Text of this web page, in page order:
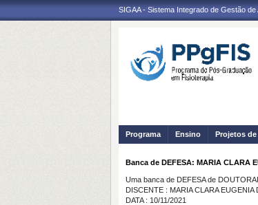
SIGAA - Sistema Integrado de Gestão de
Programa Ensino Projetos
Banca de DEFESA: MARIA CLARA
Uma banca de DEFESA de
DISCENTE : MARIA CLARA EUGENIA
DATA : 10/11/2021